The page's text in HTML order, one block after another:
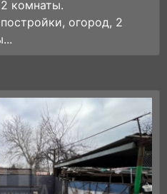
комнаты.
огород, 2